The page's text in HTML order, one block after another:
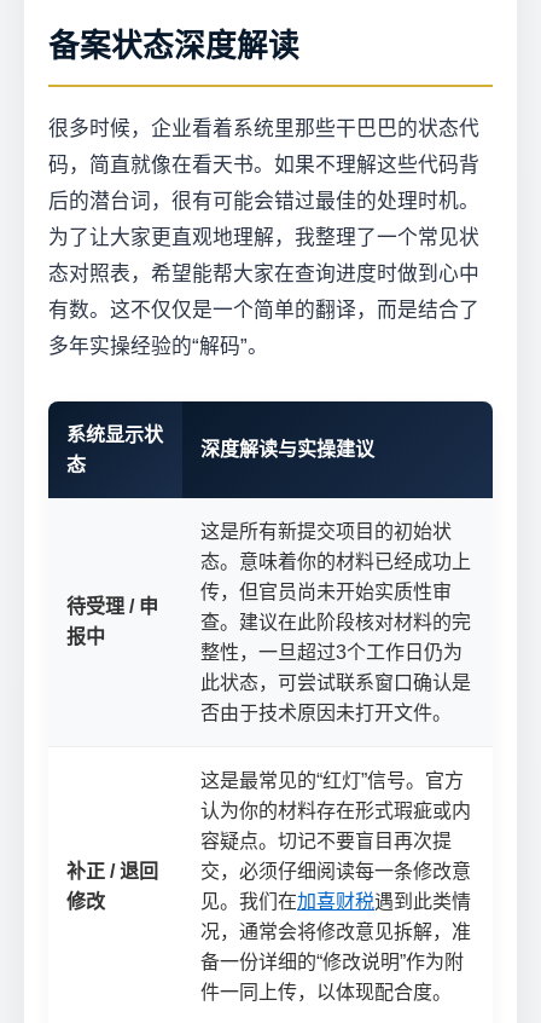
备案状态深度解读
很多时候，企业看着系统里那些干巴巴的状态代
码，简直就像在看天书。如果不理解这些代码背
后的潜台词，很有可能会错过最佳的处理时机。
为了让大家更直观地理解，我整理了一个常见状
态对照表，希望能帮大家在查询进度时做到心中
有数。这不仅仅是一个简单的翻译，而是结合了
多年实操经验的“解码”。
系统显示状
态
深度解读与实操建议
待受理 / 申
报中
这是所有新提交项目的初始状
态。意味着你的材料已经成功上
传，但官员尚未开始实质性审
查。建议在此阶段核对材料的完
整性，一旦超过3个工作日仍为
此状态，可尝试联系窗口确认是
否由于技术原因未打开文件。
补正 / 退回
修改
这是最常见的“红灯”信号。官方
认为你的材料存在形式瑕疵或内
容疑点。切记不要盲目再次提
交，必须仔细阅读每一条修改意
见。我们在加喜财税遇到此类情
况，通常会将修改意见拆解，准
备一份详细的“修改说明”作为附
件一同上传，以体现配合度。